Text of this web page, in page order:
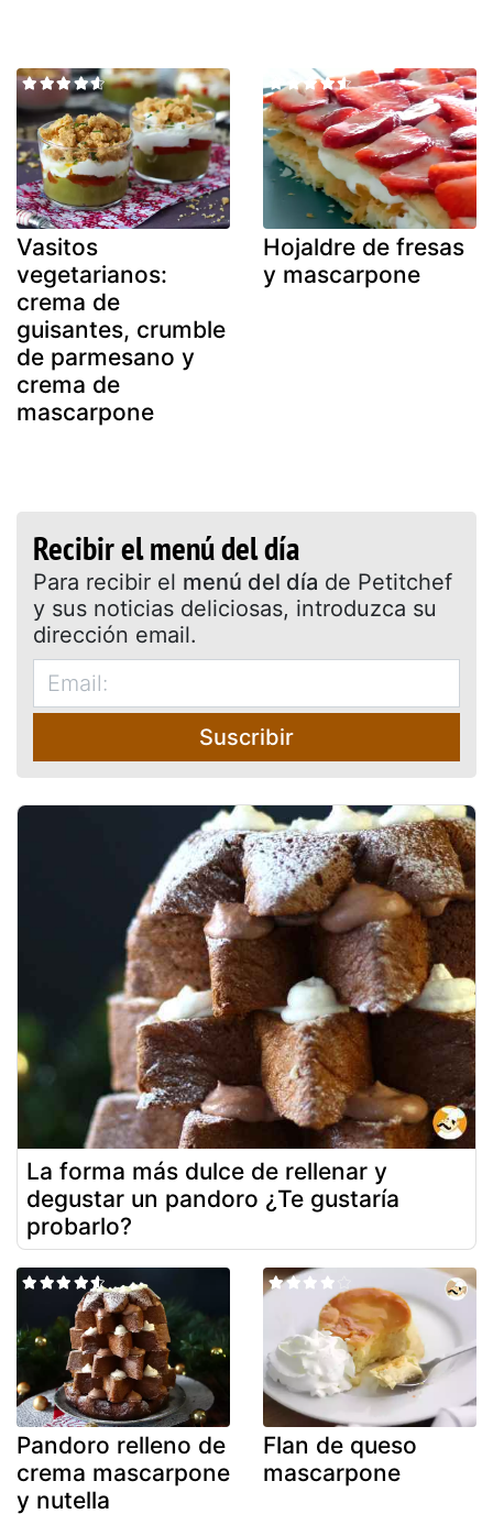
Vasitos
vegetarianos:
crema de
guisantes, crumble
de parmesano y
crema de
mascarpone
Hojaldre de fresas
y mascarpone
Recibir el menú del día
Para recibir el menú del día de Petitchef
y sus noticias deliciosas, introduzca su
dirección email.
Suscribir
La forma más dulce de rellenar y
degustar un pandoro ¿Te gustaría
probarlo?
Pandoro relleno de
crema mascarpone
y nutella
Flan de queso
mascarpone